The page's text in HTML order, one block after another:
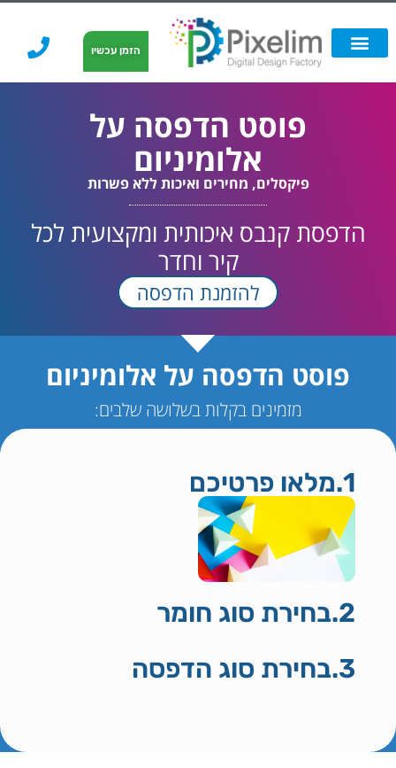
הזמן עכשיו
פוסט הדפסה על
אלומיניום
פיקסלים, מחירים ואיכות ללא פשרות
הדפסת קנבס איכותית ומקצועית לכל
קיר וחדר
להזמנת הדפסה
פוסט הדפסה על אלומיניום
מזמינים בקלות בשלושה שלבים:
1.מלאו פרטיכם
2.בחירת סוג חומר
3.בחירת סוג הדפסה